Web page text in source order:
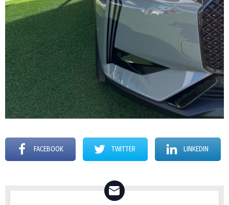
FACEBOOK TWITTER LINKEDIN